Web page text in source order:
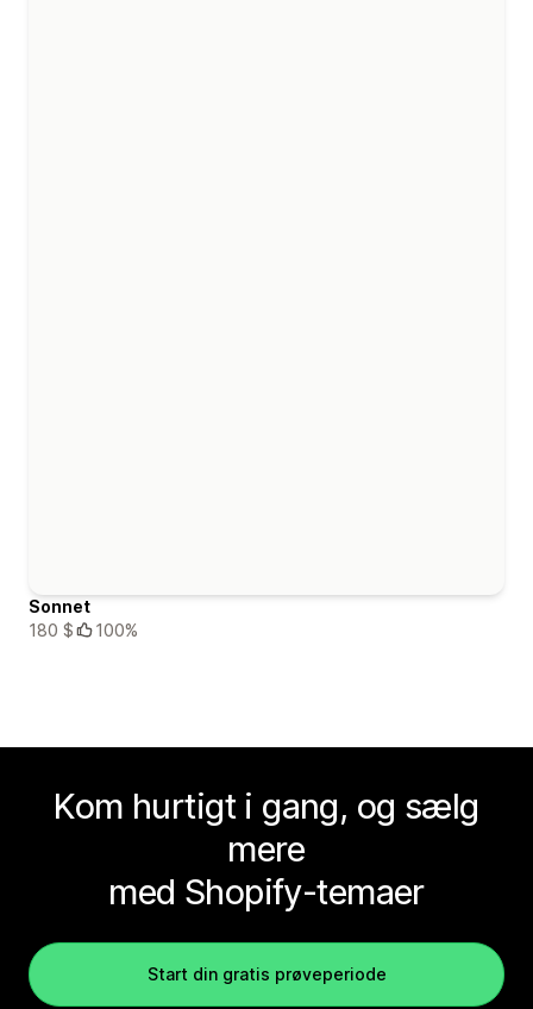
Sonnet
180 $
100%
Kom hurtigt i gang, og sælg
mere
med Shopify-temaer
Start din gratis prøveperiode